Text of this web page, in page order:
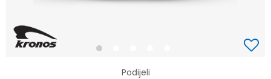
1
Podijeli